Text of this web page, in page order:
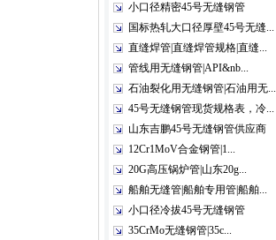
小口径精密45号无缝钢管
国标热轧大口径厚壁45号无缝...
直缝焊管|直缝焊管规格|直缝...
管线用无缝钢管|API&nb...
石油裂化用无缝钢管|石油用无...
45号无缝钢管现货规格表，冷...
山东吉鹏45号无缝钢管供应商
12Cr1MoV合金钢管|1...
20G高压锅炉管|山东20g...
船舶无缝管|船舶专用管|船舶...
小口径冷拔45号无缝钢管
35CrMo无缝钢管|35c...